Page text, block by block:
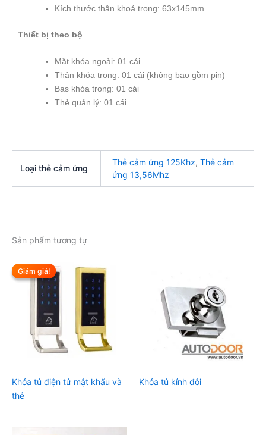
Kích thước thân khoá trong: 63x145mm
Thiết bị theo bộ
Mặt khóa ngoài: 01 cái
Thân khóa trong: 01 cái (không bao gồm pin)
Bas khóa trong: 01 cái
Thẻ quản lý: 01 cái
Loại thẻ cảm ứng
Thẻ cảm ứng 125Khz, Thẻ cảm
ứng 13,56Mhz
Sản phẩm tương tự
Giảm giá!
Giảm giá!
Khóa tủ điện tử mật khẩu và
thẻ
Khóa tủ kính đôi